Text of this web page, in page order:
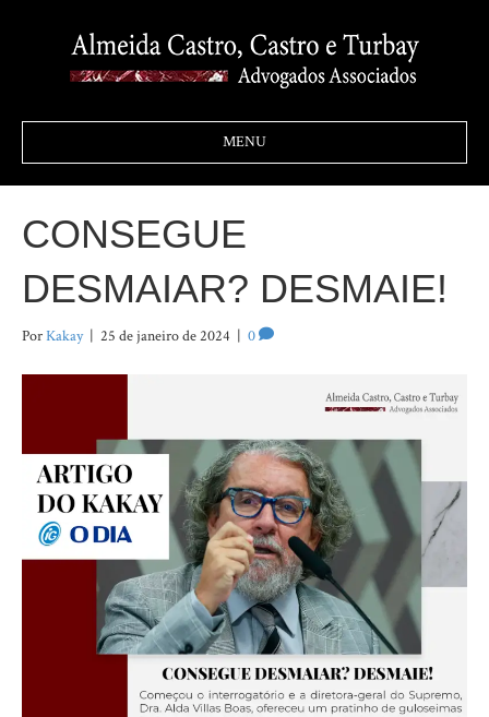
MENU
CONSEGUE
DESMAIAR? DESMAIE!
PorKakay | 25 de janeiro de 2024 | 0